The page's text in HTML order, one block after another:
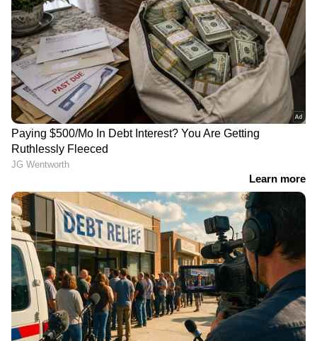
കൂടുതല്‍ വായനയ്ക്ക്:ഗുജറാത്ത്
തെരഞ്ഞെടുപ്പ് ഫലം; അഭിപ്രായ
സര്‍വേയില്‍ ഇക്കുറിയും ഏഷ്യാനെറ്റ് ന്യൂസ്
- സി ഫോര്‍ തന്നെ !